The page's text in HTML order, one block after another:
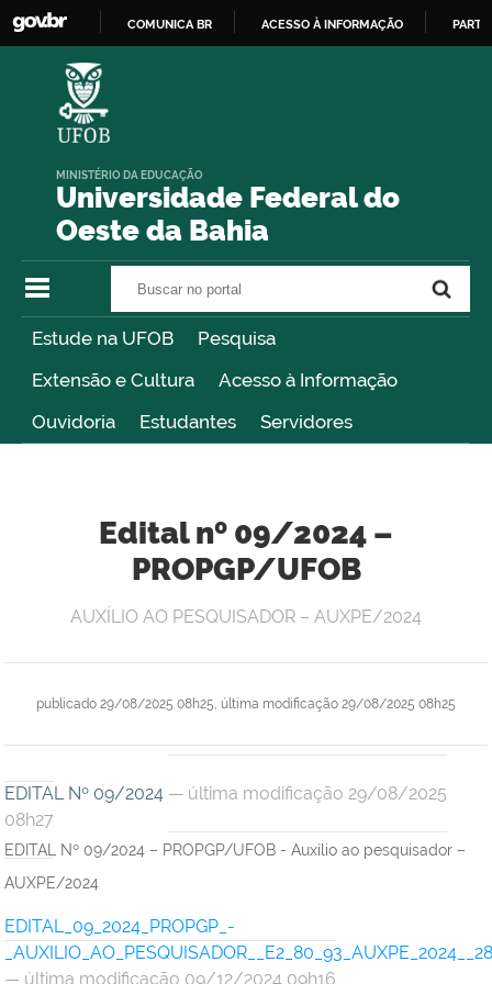
COMUNICA BR ACESSO À INFORMAÇÃO
Universidade Federal do
Oeste da Bahia
MINISTÉRIO DA EDUCAÇÃO
Estude na UFOB
Pesquisa
Extensão e Cultura
Acesso à Informação
Ouvidoria
Estudantes Servidores
Edital nº 09/2024 –
PROPGP/UFOB
publicado 29/08/2025 08h25, última modificação 29/08/2025 08h25
AUXÍLIO AO PESQUISADOR – AUXPE/2024
EDITAL Nº 09/2024 — última modificação 29/08/2025
08h27
EDITAL Nº 09/2024 – PROPGP/UFOB - Auxílio ao pesquisador –
AUXPE/2024
EDITAL_09_2024_PROPGP_-
— última modificação 09/12/2024 09h16